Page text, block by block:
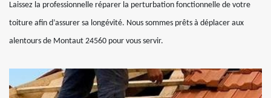
Laissez la professionnelle réparer la perturbation fonctionnelle de votre
toiture afin d’assurer sa longévité. Nous sommes prêts à déplacer aux
alentours de Montaut 24560 pour vous servir.